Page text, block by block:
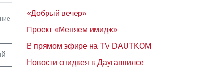
«Добрый вечер»
Проект «Меняем имидж»
В прямом эфире на TV DAUTKOM
Новости спидвея в Даугавпилсе